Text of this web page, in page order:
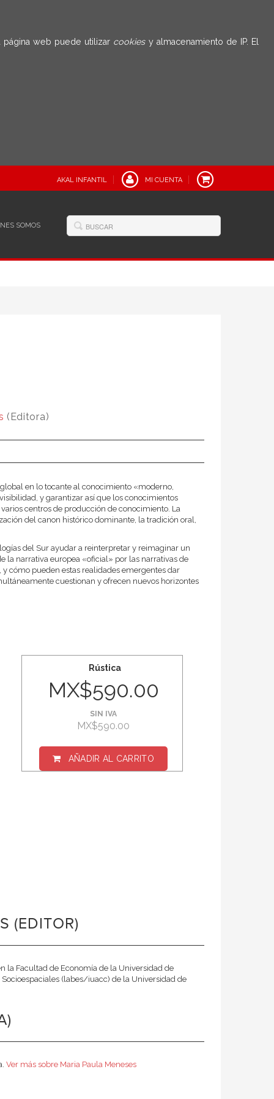
web puede utilizar cookies y almacenamiento de IP. El
AKAL INFANTIL MI CUENTA
SOMOS
(Editora)
en lo tocante al conocimiento «moderno,
y garantizar así que los conocimientos
centros de producción de conocimiento. La
del canon histórico dominante, la tradición oral,
del Sur ayudar a reinterpretar y reimaginar un
la narrativa europea «oficial» por las narrativas de
cómo pueden estas realidades emergentes dar
cuestionan y ofrecen nuevos horizontes
Rústica
MX$590.00
SIN IVA
MX$590.00
AÑADIR AL CARRITO
(EDITOR)
la Facultad de Economía de la Universidad de
(labes/iuacc) de la Universidad de
Ver más sobre Maria Paula Meneses